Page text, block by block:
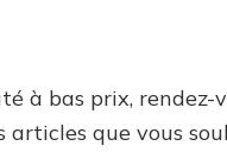
à bas prix, rendez-
articles que vous